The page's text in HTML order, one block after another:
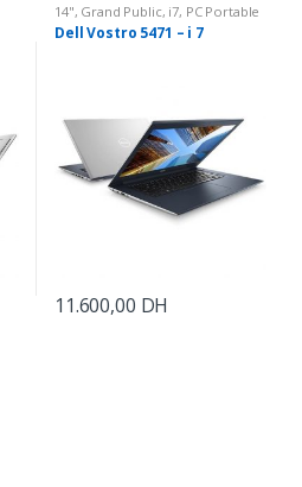
14", Grand Public, i7, PC Portable
Dell Vostro 5471 – i 7
11.600,00 DH